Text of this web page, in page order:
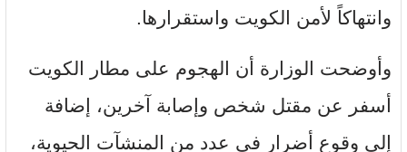
وانتهاكاً لأمن الكويت واستقرارها.
وأوضحت الوزارة أن الهجوم على مطار الكويت
أسفر عن مقتل شخص وإصابة آخرين، إضافة
إلى وقوع أضرار في عدد من المنشآت الحيوية،